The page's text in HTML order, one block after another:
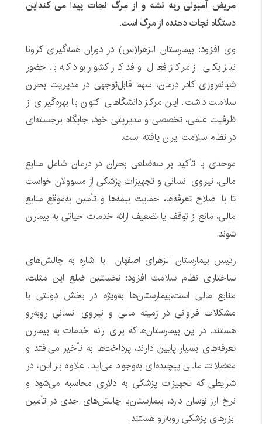
مریض آمبولی ریه نشه و از مرگ نجات پیدا می کنداین
دستگاه نجات دهنده از مرگ است.
وی افزود: بیمارستان الزهرا(س) در دوران همه‌گیری کرونا
نیز یکی از مراکز فعال و فداکار کشور بود که با حضور
شبانه‌روزی کادر درمان، سهم قابل‌توجهی در مدیریت بحران
سلامت داشت. این مرکز دانشگاهی اکنون با بهره‌گیری از
ظرفیت علمی، تخصصی و مدیریتی خود، جایگاه برجسته‌ای
در نظام سلامت ایران یافته است.
موحدی با تأکید بر سه‌ضلعی بحران در درمان شامل منابع
مالی، نیروی انسانی و تجهیزات پزشکی از مسوولان خواست
تا با اصلاح تعرفه‌ها، حمایت بیمه‌ها و تأمین به‌موقع منابع
مالی، مانع از توقف یا تضعیف ارائه خدمات حیاتی به بیماران
شوند.
رئیس بیمارستان الزهرای اصفهان با اشاره به چالش‌های
ساختاری نظام سلامتافزود: نخستین ضلع این مثلث،
منابع مالی است،بیمارستان‌ها به‌ویژه در بخش دولتی با
مشکلات فراوانی در زمینه مالی و نیروی انسانی روبه‌رو
هستند. در این بیمارستان‌ها که برای ارائه خدمات به بیماران
تعرفه‌های بسیار پایین دارند، پرداخت‌ها به تأخیر می‌افتد و
معضلات مالی پیچیده‌ای به‌وجود می‌آید. علاوه بر این، در
شرایطی که تجهیزات پزشکی به دلاری محاسبه می‌شود و
نرخ ارز نوسان دارد، بیمارستان‌با چالش‌های جدی در تأمین
ابزارهای پزشکی روبه‌رو هستند.